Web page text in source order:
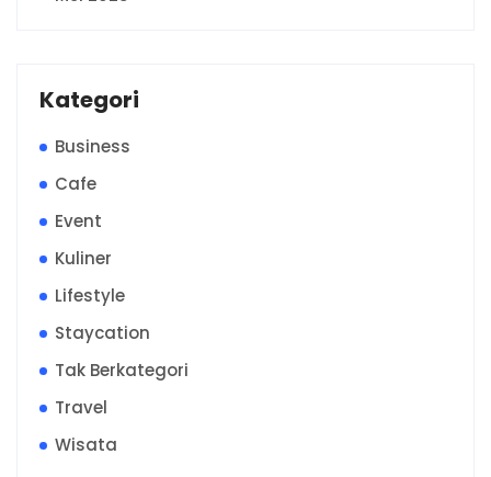
Kategori
Business
Cafe
Event
Kuliner
Lifestyle
Staycation
Tak Berkategori
Travel
Wisata